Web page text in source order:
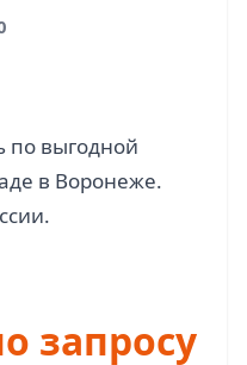
по выгодной
в Воронеже.
запросу